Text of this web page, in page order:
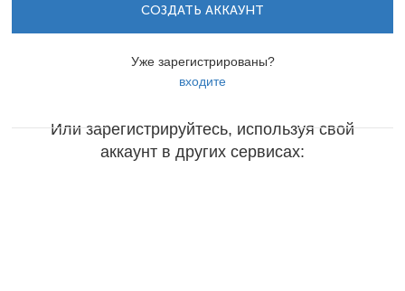
СОЗДАТЬ АККАУНТ
Уже зарегистрированы?
входите
Или зарегистрируйтесь, используя свой
аккаунт в других сервисах: